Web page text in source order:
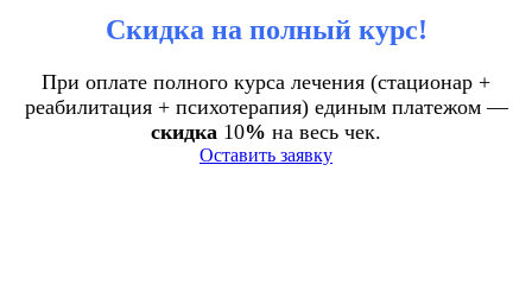
Скидка на полный курс!
При оплате полного курса лечения (стационар +
реабилитация + психотерапия) единым платежом —
скидка 10% на весь чек.
Оставить заявку